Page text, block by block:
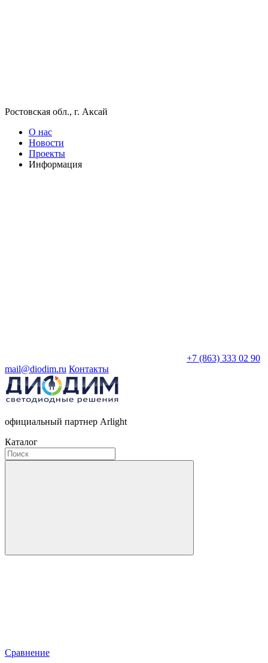
Ростовская обл., г. Аксай
О нас
Новости
Проекты
Информация
+7 (863) 333 02 90
mail@diodim.ru Контакты
официальный партнер Arlight
Каталог
Сравнение